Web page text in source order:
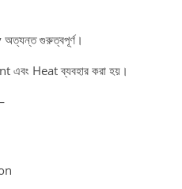
গুরুত্বপূর্ণ।
এবং Heat ব্যবহার করা হয়।